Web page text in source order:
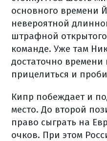
основного времени
невероятной
штрафной
команде. Уже там
достаточно времени
прицелиться и
Кипр побеждает и
место. До второй
право сыграть на
очков. При этом